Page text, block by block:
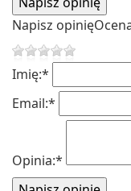
Napisz opinię
Imię:*
Email:*
Opinia:*